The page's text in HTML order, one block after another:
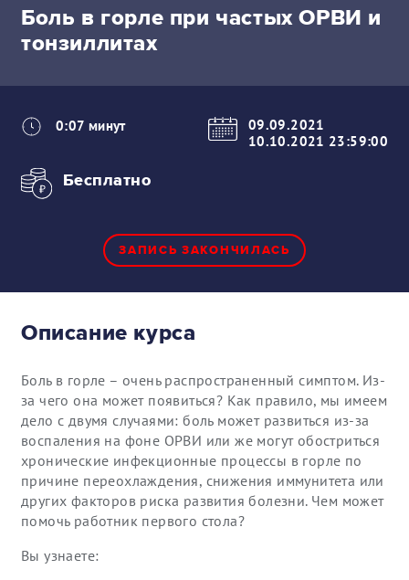
Боль в горле при частых ОРВИ и
тонзиллитах
0:07 минут
09.09.2021
10.10.2021 23:59:00
Бесплатно
ЗАПИСЬ ЗАКОНЧИЛАСЬ
Описание курса
Боль в горле – очень распространенный симптом. Из-
за чего она может появиться? Как правило, мы имеем
дело с двумя случаями: боль может развиться из-за
воспаления на фоне ОРВИ или же могут обостриться
хронические инфекционные процессы в горле по
причине переохлаждения, снижения иммунитета или
других факторов риска развития болезни. Чем может
помочь работник первого стола?
Вы узнаете: